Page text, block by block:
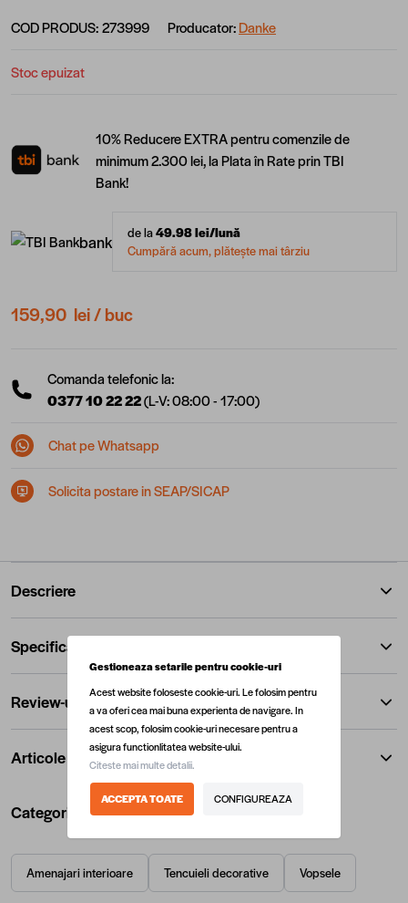
COD PRODUS:273999 Producator:Danke
Stoc epuizat
10% Reducere EXTRA pentru comenzile de
minimum 2.300 lei, la Plata în Rate prin TBI
Bank!
bank de la49.98lei/lună
Cumpără acum, plătește mai târziu
159,90 lei/ buc
Comanda telefonic la:
0377 10 22 22(L-V: 08:00 - 17:00)
Chat pe Whatsapp
Solicita postare in SEAP/SICAP
Descriere
Specificatii
Review-uri
Articole similare
Categorii utile
Amenajari interioare Tencuieli decorative Vopsele
Gestioneaza setarile pentru cookie-uri
Acest website foloseste cookie-uri. Le folosim pentru
a va oferi cea mai buna experienta de navigare. In
acest scop, folosim cookie-uri necesare pentru a
asigura functionlitatea website-ului.
Citeste mai multe detalii.
ACCEPTA TOATE CONFIGUREAZA